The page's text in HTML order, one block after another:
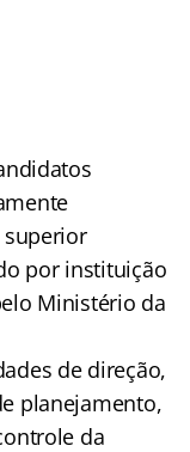
superior
por instituição
Ministério da
de direção,
planejamento,
da